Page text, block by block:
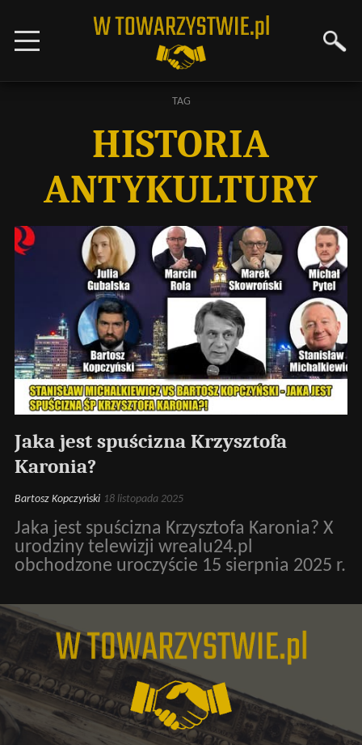
TAG
HISTORIA
ANTYKULTURY
Jaka jest spuścizna Krzysztofa
Karonia?
Bartosz Kopczyński 18 listopada 2025
Jaka jest spuścizna Krzysztofa Karonia? X
urodziny telewizji wrealu24.pl
obchodzone uroczyście 15 sierpnia 2025 r.